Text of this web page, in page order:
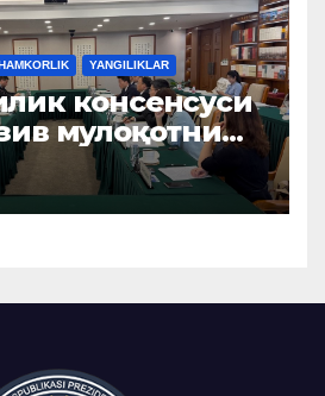
YANGILIKLAR
консенсуси
мулоқотни
бўйича